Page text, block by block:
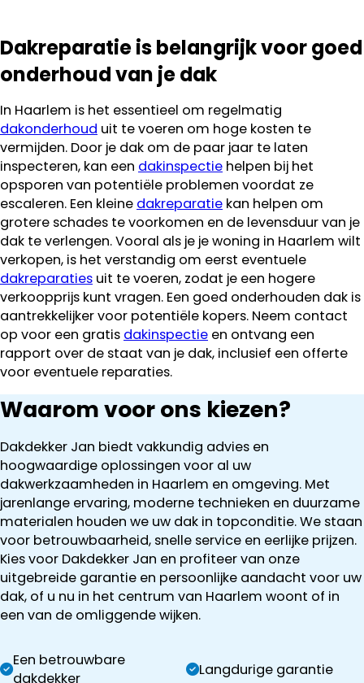
Dakreparatie is belangrijk voor goed
onderhoud van je dak
In Haarlem is het essentieel om regelmatig
dakonderhoud uit te voeren om hoge kosten te
vermijden. Door je dak om de paar jaar te laten
inspecteren, kan een dakinspectie helpen bij het
opsporen van potentiële problemen voordat ze
escaleren. Een kleine dakreparatie kan helpen om
grotere schades te voorkomen en de levensduur van je
dak te verlengen. Vooral als je je woning in Haarlem wilt
verkopen, is het verstandig om eerst eventuele
dakreparaties uit te voeren, zodat je een hogere
verkoopprijs kunt vragen. Een goed onderhouden dak is
aantrekkelijker voor potentiële kopers. Neem contact
op voor een gratis dakinspectie en ontvang een
rapport over de staat van je dak, inclusief een offerte
voor eventuele reparaties.
Waarom voor ons kiezen?
Dakdekker Jan biedt vakkundig advies en
hoogwaardige oplossingen voor al uw
dakwerkzaamheden in Haarlem en omgeving. Met
jarenlange ervaring, moderne technieken en duurzame
materialen houden we uw dak in topconditie. We staan
voor betrouwbaarheid, snelle service en eerlijke prijzen.
Kies voor Dakdekker Jan en profiteer van onze
uitgebreide garantie en persoonlijke aandacht voor uw
dak, of u nu in het centrum van Haarlem woont of in
een van de omliggende wijken.
Een betrouwbare
dakdekker
Langdurige garantie